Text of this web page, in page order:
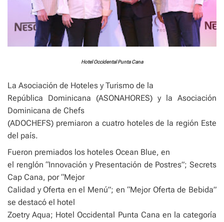
Hotel Occidental Punta Cana
La Asociación de Hoteles y Turismo de la
República Dominicana (ASONAHORES) y la Asociación
Dominicana de Chefs
(ADOCHEFS) premiaron a cuatro hoteles de la región Este
del país.
Fueron premiados los hoteles Ocean Blue, en
el renglón “Innovación y Presentación de Postres”; Secrets
Cap Cana, por “Mejor
Calidad y Oferta en el Menú”; en “Mejor Oferta de Bebida”
se destacó el hotel
Zoetry Aqua; Hotel Occidental Punta Cana en la categoría